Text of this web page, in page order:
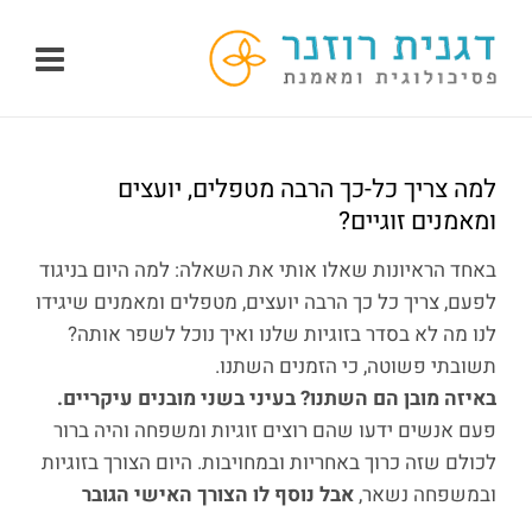
לתוכן
למה צריך כל-כך הרבה מטפלים, יועצים
ומאמנים זוגיים?
באחד הראיונות שאלו אותי את השאלה: למה היום בניגוד
לפעם, צריך כל כך הרבה יועצים, מטפלים ומאמנים שיגידו
לנו מה לא בסדר בזוגיות שלנו ואיך נוכל לשפר אותה?
תשובתי פשוטה, כי הזמנים השתנו.
באיזה מובן הם השתנו? בעיני בשני מובנים עיקריים.
פעם אנשים ידעו שהם רוצים זוגיות ומשפחה והיה ברור
לכולם שזה כרוך באחריות ובמחויבות. היום הצורך בזוגיות
ובמשפחה נשאר,אבל נוסף לו הצורך האישי הגובר